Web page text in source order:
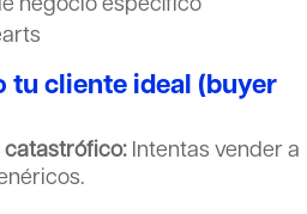
negocio específico
tu cliente ideal (buyer
catastrófico:Intentas vender a